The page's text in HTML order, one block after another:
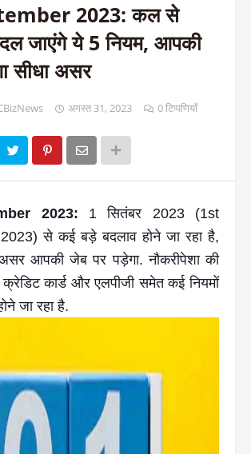
2023: कल से
जाएंगे ये 5 नियम, आपकी
सीधा असर
अगस्त 31, 2023 0 टिप्पणियाँ
2023: 1 सितंबर 2023 (1st
से कई बड़े बदलाव होने जा रहा है,
आपकी जेब पर पड़ेगा. नौकरीपेशा की
कार्ड और एलपीजी समेत कई नियमों
जा रहा है.